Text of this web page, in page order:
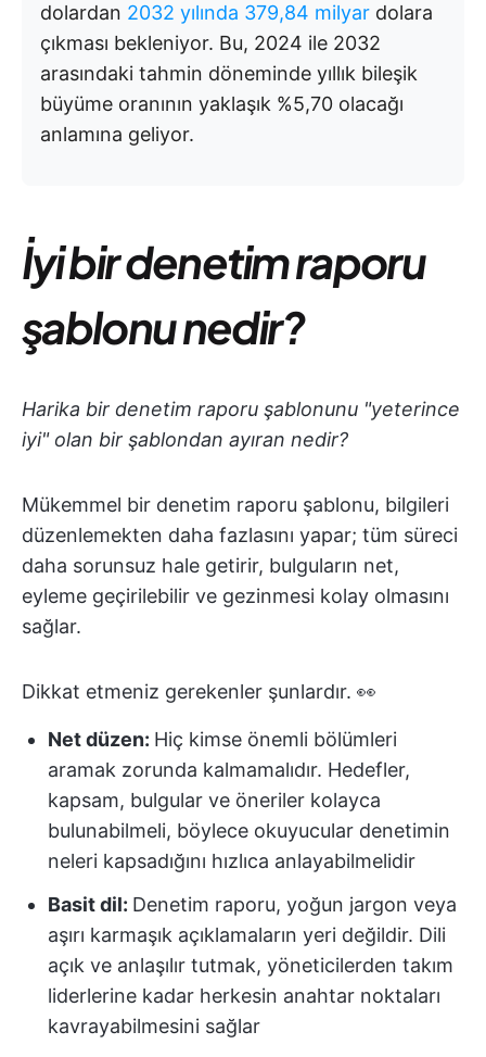
dolardan 2032 yılında 379,84 milyar dolara
çıkması bekleniyor. Bu, 2024 ile 2032
arasındaki tahmin döneminde yıllık bileşik
büyüme oranının yaklaşık %5,70 olacağı
anlamına geliyor.
İyi bir denetim raporu
şablonu nedir?
Harika bir denetim raporu şablonunu "yeterince
iyi" olan bir şablondan ayıran nedir?
Mükemmel bir denetim raporu şablonu, bilgileri
düzenlemekten daha fazlasını yapar; tüm süreci
daha sorunsuz hale getirir, bulguların net,
eyleme geçirilebilir ve gezinmesi kolay olmasını
sağlar.
Dikkat etmeniz gerekenler şunlardır. 👀
Net düzen: Hiç kimse önemli bölümleri
aramak zorunda kalmamalıdır. Hedefler,
kapsam, bulgular ve öneriler kolayca
bulunabilmeli, böylece okuyucular denetimin
neleri kapsadığını hızlıca anlayabilmelidir
Basit dil: Denetim raporu, yoğun jargon veya
aşırı karmaşık açıklamaların yeri değildir. Dili
açık ve anlaşılır tutmak, yöneticilerden takım
liderlerine kadar herkesin anahtar noktaları
kavrayabilmesini sağlar